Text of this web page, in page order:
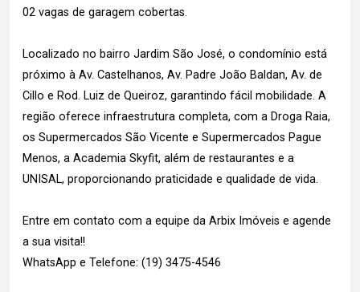
02 vagas de garagem cobertas.
Localizado no bairro Jardim São José, o condomínio está
próximo à Av. Castelhanos, Av. Padre João Baldan, Av. de
Cillo e Rod. Luiz de Queiroz, garantindo fácil mobilidade. A
região oferece infraestrutura completa, com a Droga Raia,
os Supermercados São Vicente e Supermercados Pague
Menos, a Academia Skyfit, além de restaurantes e a
UNISAL, proporcionando praticidade e qualidade de vida.
Entre em contato com a equipe da Arbix Imóveis e agende
a sua visita!!
WhatsApp e Telefone: (19) 3475-4546